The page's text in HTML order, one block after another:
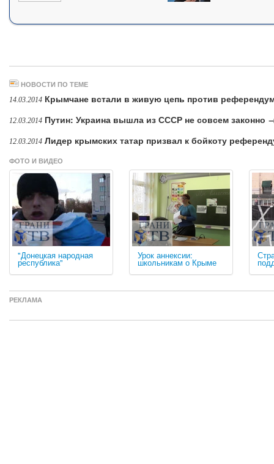
НОВОСТИ ПО ТЕМЕ
14.03.2014 Крымчане встали в живую цепь против
12.03.2014 Путин: Украина вышла из СССР не совсем законно
12.03.2014 Лидер крымских татар призвал к бойкоту
ФОТО И ВИДЕО
"Донецкая народная
республика"
Урок аннексии:
школьникам о Крыме
РЕКЛАМА